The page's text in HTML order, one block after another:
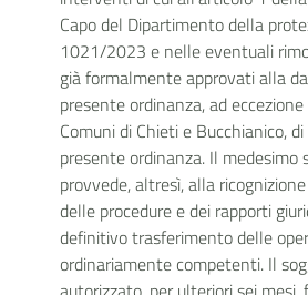
Capo del Dipartimento della
1021/2023 e nelle eventuali
già formalmente approvati alla
presente ordinanza, ad
Comuni di Chieti e Bucchianico,
presente ordinanza. Il medesimo
provvede, altresì, alla
delle procedure e dei rapporti
definitivo trasferimento delle
ordinariamente competenti. Il